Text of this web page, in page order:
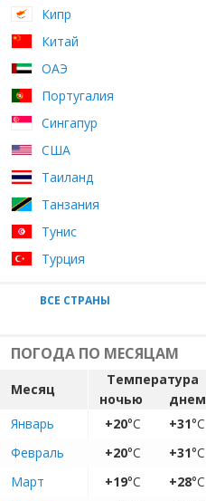
Кипр
Китай
ОАЭ
Португалия
Сингапур
США
Таиланд
Танзания
Тунис
Турция
ВСЕ СТРАНЫ
ПОГОДА ПО МЕСЯЦАМ
Месяц
Температура
ночью
днем
Январь
+20°C +31°C
Февраль
+20°C +31°C
Март
+19°C +28°C